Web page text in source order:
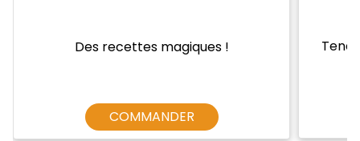
Des recettes magiques !
COMMANDER